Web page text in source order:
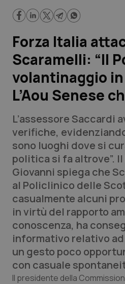
Regioni e Asl
Lavoro e Professioni
Scienza e Farmaci
Studi e Analisi
Lettere al direttore
Edizioni Regionali
QS Pro
Professionisti Sanitari.AI
Abruzzo
Basilicata
Calabria
QS Pro Gold
Artrite & artrosi
Asma & BPCO
QS Club Newsletter
Forza Italia
Scaramelli: “Il
volantinaggio in
L’Aou Senese
L’assessore Saccardi
verifiche,
sono luoghi dove si
politica si fa altrove”. Il
Giovanni spiega che
al Policlinico delle
casualmente alcuni
in virtù del rapporto
conoscenza, ha
informativo relativo
un gesto poco
con casuale
Il presidente della